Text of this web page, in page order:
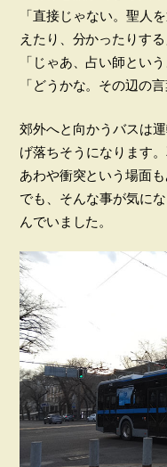
「直接じゃない。聖人
えたり、分かったりする
「じゃあ、占い師とい
「どうかな。その辺の
郊外へと向かうバスは
げ落ちそうになります
あわや衝突という場面も
でも、そんな事が気に
んでいました。